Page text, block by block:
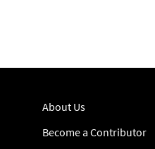
About Us
Become a Contributor